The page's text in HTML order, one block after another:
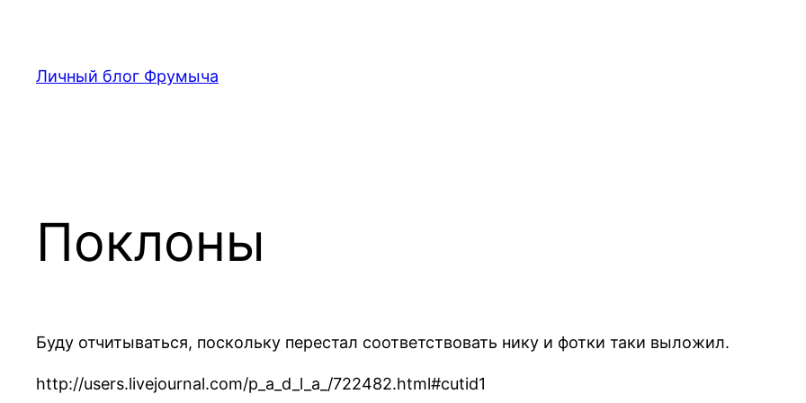
содержимому
Личный блог Фрумыча
Поклоны
Буду отчитываться, поскольку перестал соответствовать нику и фотки таки выложил.
http://users.livejournal.com/p_a_d_l_a_/722482.html#cutid1